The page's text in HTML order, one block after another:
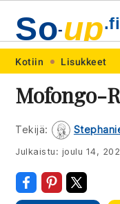
Skip
primary
navigation
Skip
main
content
Skip
primary
sidebar
Skip
footer
So-up.fi
Kotiin Lisukkeet
Mofongo-
Tekijä:
Julkaistu: joulu 14,